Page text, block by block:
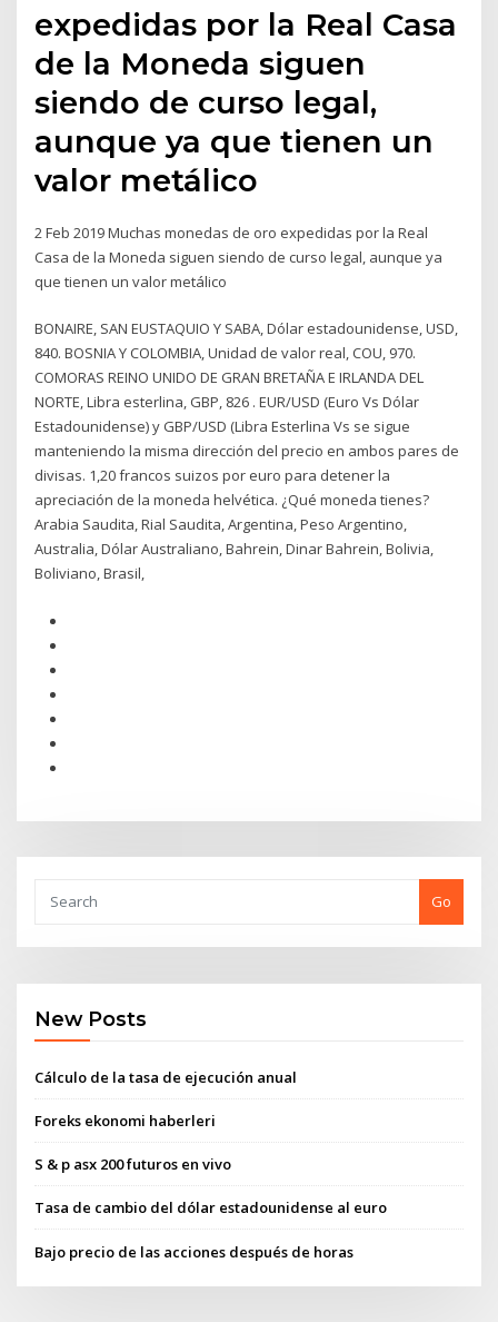
expedidas por la Real Casa
de la Moneda siguen
siendo de curso legal,
aunque ya que tienen un
valor metálico
2 Feb 2019 Muchas monedas de oro expedidas por la Real
Casa de la Moneda siguen siendo de curso legal, aunque ya
que tienen un valor metálico
BONAIRE, SAN EUSTAQUIO Y SABA, Dólar estadounidense, USD,
840. BOSNIA Y COLOMBIA, Unidad de valor real, COU, 970.
COMORAS REINO UNIDO DE GRAN BRETAÑA E IRLANDA DEL
NORTE, Libra esterlina, GBP, 826 . EUR/USD (Euro Vs Dólar
Estadounidense) y GBP/USD (Libra Esterlina Vs se sigue
manteniendo la misma dirección del precio en ambos pares de
divisas. 1,20 francos suizos por euro para detener la
apreciación de la moneda helvética. ¿Qué moneda tienes?
Arabia Saudita, Rial Saudita, Argentina, Peso Argentino,
Australia, Dólar Australiano, Bahrein, Dinar Bahrein, Bolivia,
Boliviano, Brasil,
Go
New Posts
Cálculo de la tasa de ejecución anual
Foreks ekonomi haberleri
S & p asx 200 futuros en vivo
Tasa de cambio del dólar estadounidense al euro
Bajo precio de las acciones después de horas